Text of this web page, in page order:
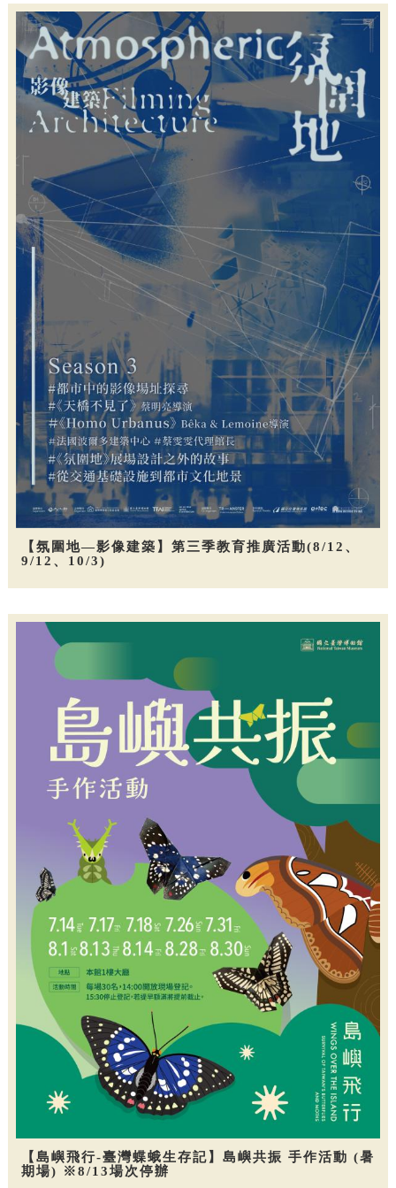
【氛圍地—影像建築】第三季教育推廣活動(8/12、
9/12、10/3)
【島嶼飛行-臺灣蝶蛾生存記】島嶼共振 手作活動 (暑
期場) ※8/13場次停辦